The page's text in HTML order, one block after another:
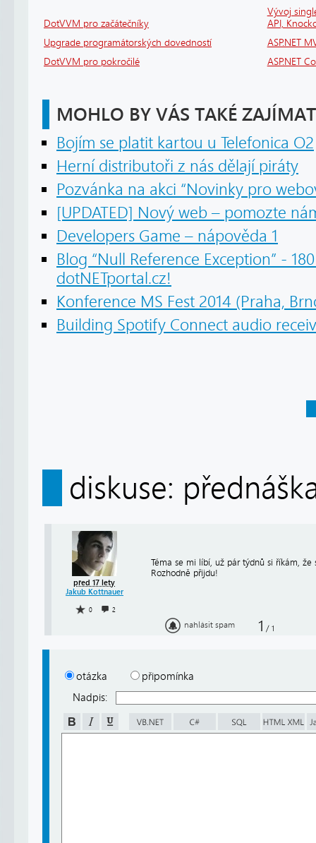
DotVVM pro začátečníky
Vývoj
API,
Upgrade programátorských dovedností
ASP.NET
DotVVM pro pokročilé
ASP.NET
MOHLO BY VÁS TAKÉ ZAJÍMAT
Bojím se platit kartou u Telefonica O2
Herní distributoři z nás dělají piráty
Pozvánka na akci “Novinky pro
[UPDATED] Nový web – pomozte
Developers Game – nápověda 1
Blog “Null Reference Exception” -
dotNETportal.cz!
Konference MS Fest 2014 (Praha,
Building Spotify Connect audio
diskuse:
před 17 lety
Jakub Kottnauer
0 2
Téma se mi líbí, už pár týdnů si říkám, že
Rozhodně přijdu!
nahlásit spam 1 / 1
otázka
připomínka
Nadpis: